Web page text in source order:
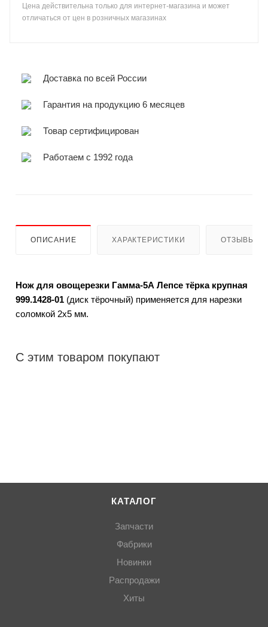
Цена действительна только для интернет-магазина и может
отличаться от цен в розничных магазинах
Доставка по всей России
Гарантия на продукцию 6 месяцев
Товар сертифицирован
Работаем с 1992 года
ОПИСАНИЕ ХАРАКТЕРИСТИКИ ОТЗЫВЫ
Нож для овощерезки Гамма-5А Лепсе тёрка крупная
999.1428-01 (диск тёрочный) применяется для нарезки
соломкой 2х5 мм.
С этим товаром покупают
КАТАЛОГ
Запчасти
Фабрики
Новинки
Распродажи
Хиты